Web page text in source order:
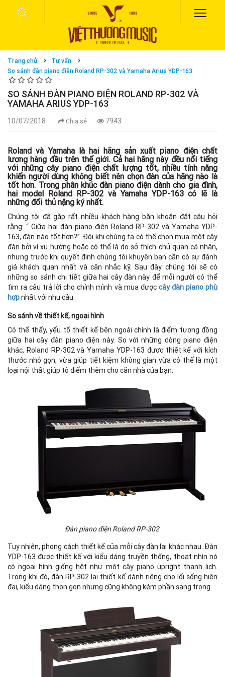
Trang chủ
Tư vấn
So sánh đàn piano điện Roland RP-302 và Yamaha Arius YDP-163
SO SÁNH ĐÀN PIANO ĐIỆN ROLAND RP-302 VÀ
YAMAHA ARIUS YDP-163
10/07/2018 Chia sẻ 7943
Roland và Yamaha là hai hãng sản xuất piano điện chất
lượng hàng đầu trên thế giới. Cả hai hãng này đều nổi tiếng
với những cây piano điện chất lượng tốt, nhiều tính năng
khiến người dùng không biết nên chọn đàn của hãng nào là
tốt hơn. Trong phân khúc đàn piano điện dành cho gia đình,
hai model Roland RP-302 và Yamaha YDP-163 có lẽ là
những đối thủ nặng ký nhất.
Chúng tôi đã gặp rất nhiều khách hàng băn khoăn đặt câu hỏi
rằng: “ Giữa hai đàn piano điện Roland RP-302 và Yamaha YDP-
163, đàn nào tốt hơn?”. Đôi khi chúng ta có thể chọn mua một cây
đàn bởi vì xu hướng hoặc có thể là do sở thích chủ quan cá nhân,
nhưng trước khi quyết định chúng tôi khuyên bạn cần có sự đánh
giá khách quan nhất và cân nhắc kỹ. Sau đây chúng tôi sẽ có
những so sánh chi tiết giữa hai cây đàn này để mỗi người có thể
tìm ra câu trả lời cho chính mình và mua được cây đàn piano phù
hợpnhất với nhu cầu.
So sánh về thiết kế, ngoại hình
Có thể thấy, yếu tố thiết kế bên ngoài chính là điểm tương đồng
giữa hai cây đàn piano điện này. So với những dòng piano điện
khác, Roland RP-302 và Yamaha YDP-163 được thiết kế với kích
thước nhỏ gọn, vừa giúp tiết kiệm không gian vừa có thể là một
loại nội thất giúp tô điểm thêm cho căn nhà của bạn.
Đàn piano điện Roland RP-302
Tuy nhiên, phong cách thiết kế của mỗi cây đàn lại khác nhau. Đàn
YDP-163 được thiết kế với kiểu dáng truyền thống, thoạt nhìn nó
có ngoại hình giống hệt như một cây piano upright thanh lịch.
Trong khi đó, đàn RP-302 lại thiết kế dành riêng cho lối sống hiện
đại, kiểu dáng thon gọn nhưng cũng không kém phần sang trọng.